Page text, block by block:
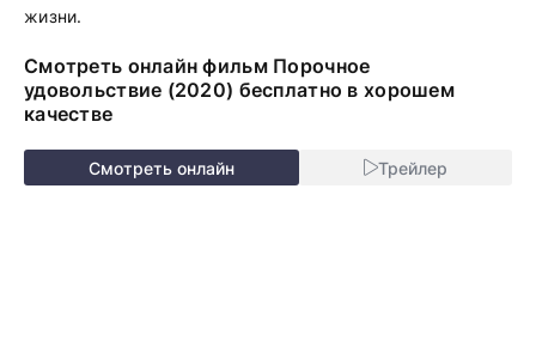
жизни.
Смотреть онлайн фильм Порочное
удовольствие (2020) бесплатно в хорошем
качестве
Смотреть онлайн Трейлер